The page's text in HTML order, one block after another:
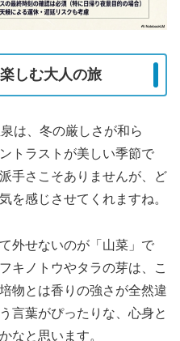
しむ大人の旅
は、冬の厳しさが和ら
トラストが美しい季節で
手さこそありませんが、ど
を感じさせてくれますね。
外せないのが「山菜」で
キノトウやタラの芽は、こ
物とは香りの強さが全然違
言葉がぴったりな、心身と
なと思います。